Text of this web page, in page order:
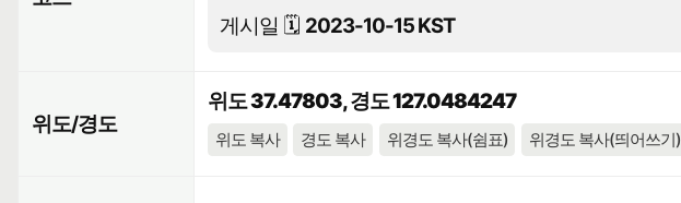
게시일 🗓️ 2023-10-15 KST
위도/경도
위도 37.47803, 경도 127.0484247
위도 복사 경도 복사 위경도 복사(쉼표) 위경도 복사(띄어쓰기)